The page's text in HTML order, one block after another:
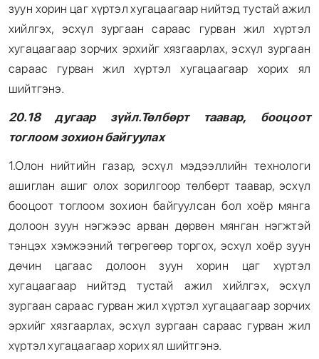
зуун хорин цаг хүртэл хугацаагаар нийтэд тустай ажил
хийлгэх, эсхүл зургаан сараас гурван жил хүртэл
хугацаагаар зорчих эрхийг хязгаарлах, эсхүл зургаан
сараас гурван жил хүртэл хугацаагаар хорих ял
шийтгэнэ.
20.18 дугаар зүйл.Төлбөрт таавар, бооцоот
тоглоом зохион байгуулах
1.Олон нийтийн газар, эсхүл мэдээллийн технологи
ашиглан ашиг олох зорилгоор төлбөрт таавар, эсхүл
бооцоот тоглоом зохион байгуулсан бол хоёр мянга
долоон зуун нэгжээс арван дөрвөн мянган нэгжтэй
тэнцэх хэмжээний төгрөгөөр торгох, эсхүл хоёр зуун
дөчин цагаас долоон зуун хорин цаг хүртэл
хугацаагаар нийтэд тустай ажил хийлгэх, эсхүл
зургаан сараас гурван жил хүртэл хугацаагаар зорчих
эрхийг хязгаарлах, эсхүл зургаан сараас гурван жил
хүртэл хугацаагаар хорих ял шийтгэнэ.